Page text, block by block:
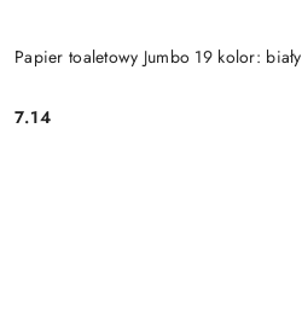
Papier toaletowy Jumbo 19 kolor: biały
Cena:
7.14